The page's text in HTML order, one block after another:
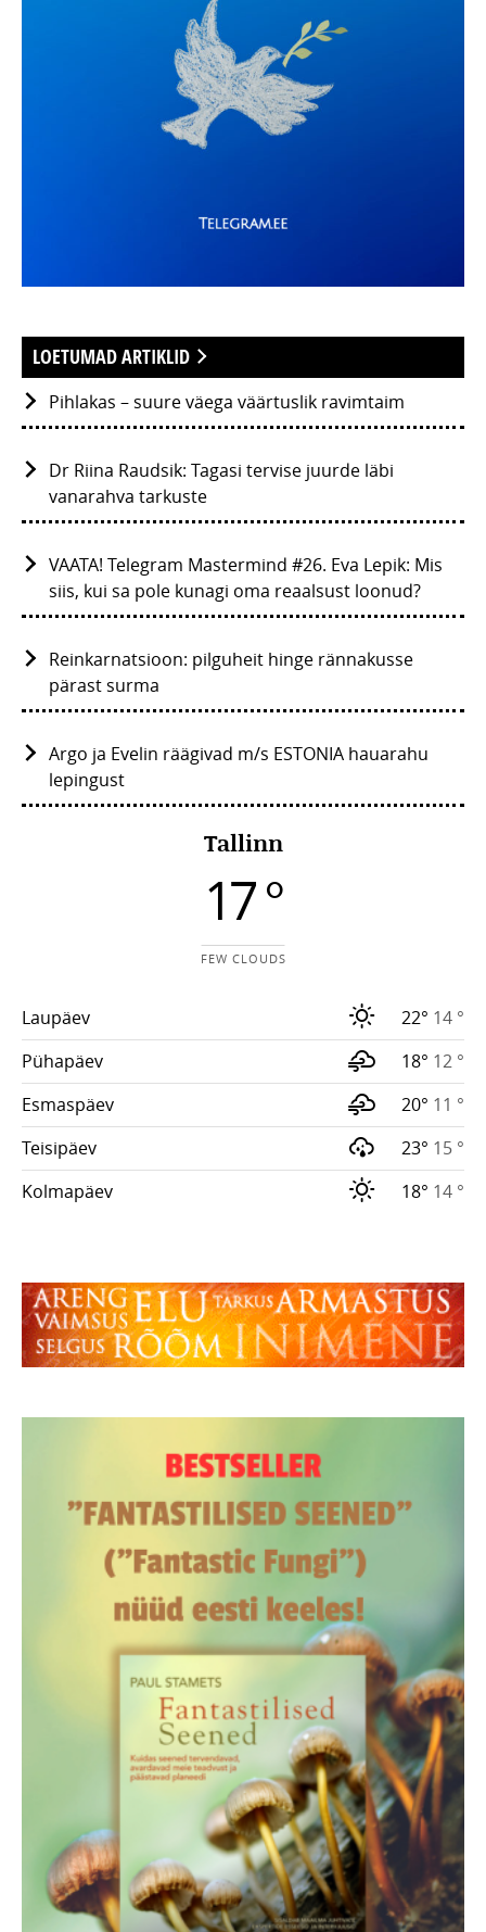
LOETUMAD ARTIKLID
Pihlakas – suure väega väärtuslik ravimtaim
Dr Riina Raudsik: Tagasi tervise juurde läbi
vanarahva tarkuste
VAATA! Telegram Mastermind #26. Eva Lepik: Mis
siis, kui sa pole kunagi oma reaalsust loonud?
Reinkarnatsioon: pilguheit hinge rännakusse
pärast surma
Argo ja Evelin räägivad m/s ESTONIA hauarahu
lepingust
Tallinn
17 °
FEW CLOUDS
Laupäev 22° 14 °
Pühapäev
18° 12 °
Esmaspäev
20° 11 °
Teisipäev
23° 15 °
Kolmapäev
18° 14 °